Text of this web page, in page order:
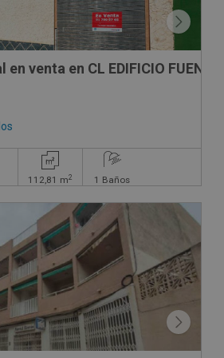
venta en CL EDIFICIO
112,81 m2 1 Baños